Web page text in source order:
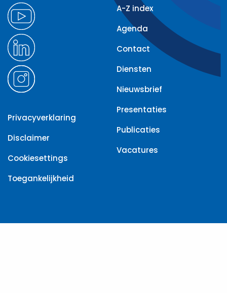
Privacyverklaring
Disclaimer
Cookiesettings
Toegankelijkheid
A-Z index
Agenda
Contact
Diensten
Nieuwsbrief
Presentaties
Publicaties
Vacatures